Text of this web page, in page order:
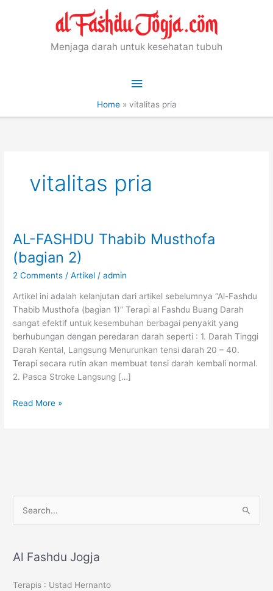
Menjaga darah untuk kesehatan tubuh
Main
Menu
Home» vitalitas pria
vitalitas pria
AL-FASHDU Thabib Musthofa
(bagian 2)
2 Comments /Artikel /admin
Artikel ini adalah kelanjutan dari artikel sebelumnya “Al-Fashdu
Thabib Musthofa (bagian 1)” Terapi al Fashdu Buang Darah
sangat efektif untuk kesembuhan berbagai penyakit yang
berhubungan dengan peredaran darah seperti : 1. Darah Tinggi
Darah Kental, Langsung Menurunkan tensi darah 20 – 40.
Terapi secara rutin akan membuat tensi darah kembali normal.
2. Pasca Stroke Langsung […]
AL-
Read More »
r
h
Al Fashdu Jogja
Terapis : Ustad Hernanto